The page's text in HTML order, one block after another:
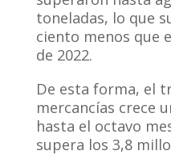
toneladas, lo que
ciento menos que
de 2022.
De esta forma, el
mercancías crece
hasta el octavo
supera los 3,8